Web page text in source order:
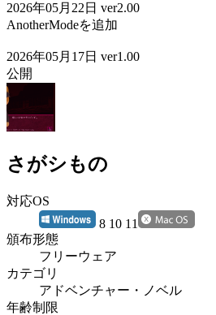
2026年05月22日 ver2.00
AnotherModeを追加
2026年05月17日 ver1.00
公開
さがシもの
対応OS
8 10 11
頒布形態
フリーウェア
カテゴリ
アドベンチャー・ノベル
年齢制限